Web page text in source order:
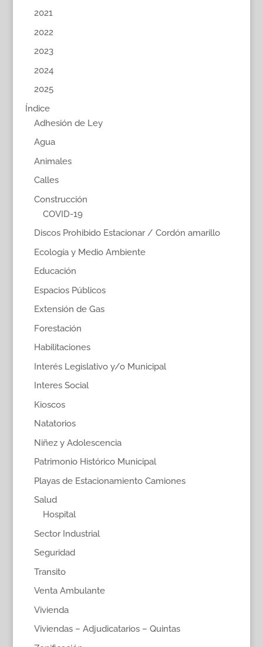
2021
2022
2023
2024
2025
Índice
Adhesión de Ley
Agua
Animales
Calles
Construcción
COVID-19
Discos Prohibido Estacionar / Cordón amarillo
Ecología y Medio Ambiente
Educación
Espacios Públicos
Extensión de Gas
Forestación
Habilitaciones
Interés Legislativo y/o Municipal
Interes Social
Kioscos
Natatorios
Niñez y Adolescencia
Patrimonio Histórico Municipal
Playas de Estacionamiento Camiones
Salud
Hospital
Sector Industrial
Seguridad
Transito
Venta Ambulante
Vivienda
Viviendas – Adjudicatarios – Quintas